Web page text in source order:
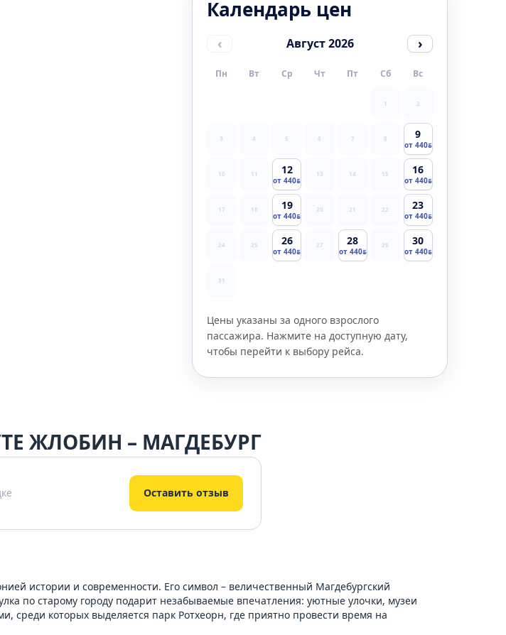
Календарь цен
‹ Август 2026 ›
Пн Вт Ср Чт Пт Сб Вс
1 2
3 4 5 6 7 8 9
от 440
10 11 12
от 440
13 14 15 16
от 440
17 18 19
от 440
20 21 22 23
от 440
24 25 26
от 440
27 28
от 440
29 30
от 440
31
Цены указаны за одного взрослого
пассажира. Нажмите на доступную дату,
чтобы перейти к выбору рейса.
ЖЛОБИН – МАГДЕБУРГ
Оставить отзыв
истории и современности. Его символ – величественный Магдебургский
по старому городу подарит незабываемые впечатления: уютные улочки, музеи
среди которых выделяется парк Ротхеорн, где приятно провести время на